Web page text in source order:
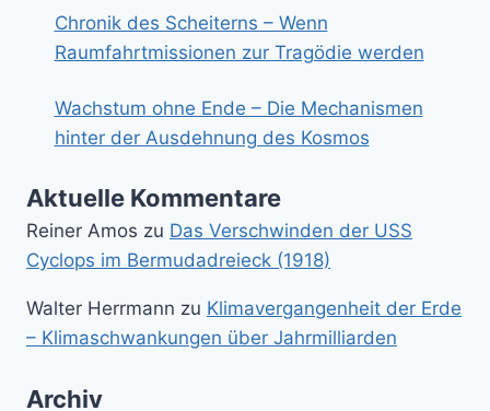
Chronik des Scheiterns – Wenn
Raumfahrtmissionen zur Tragödie werden
Wachstum ohne Ende – Die Mechanismen
hinter der Ausdehnung des Kosmos
Aktuelle Kommentare
Reiner Amos zu Das Verschwinden der USS
Cyclops im Bermudadreieck (1918)
Walter Herrmann zu Klimavergangenheit der Erde
– Klimaschwankungen über Jahrmilliarden
Archiv